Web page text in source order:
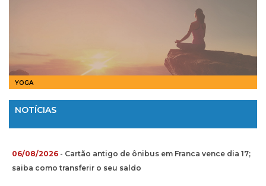
YOGA
NOTÍCIAS
06/08/2026 - Cartão antigo de ônibus em Franca vence dia 17;
saiba como transferir o seu saldo